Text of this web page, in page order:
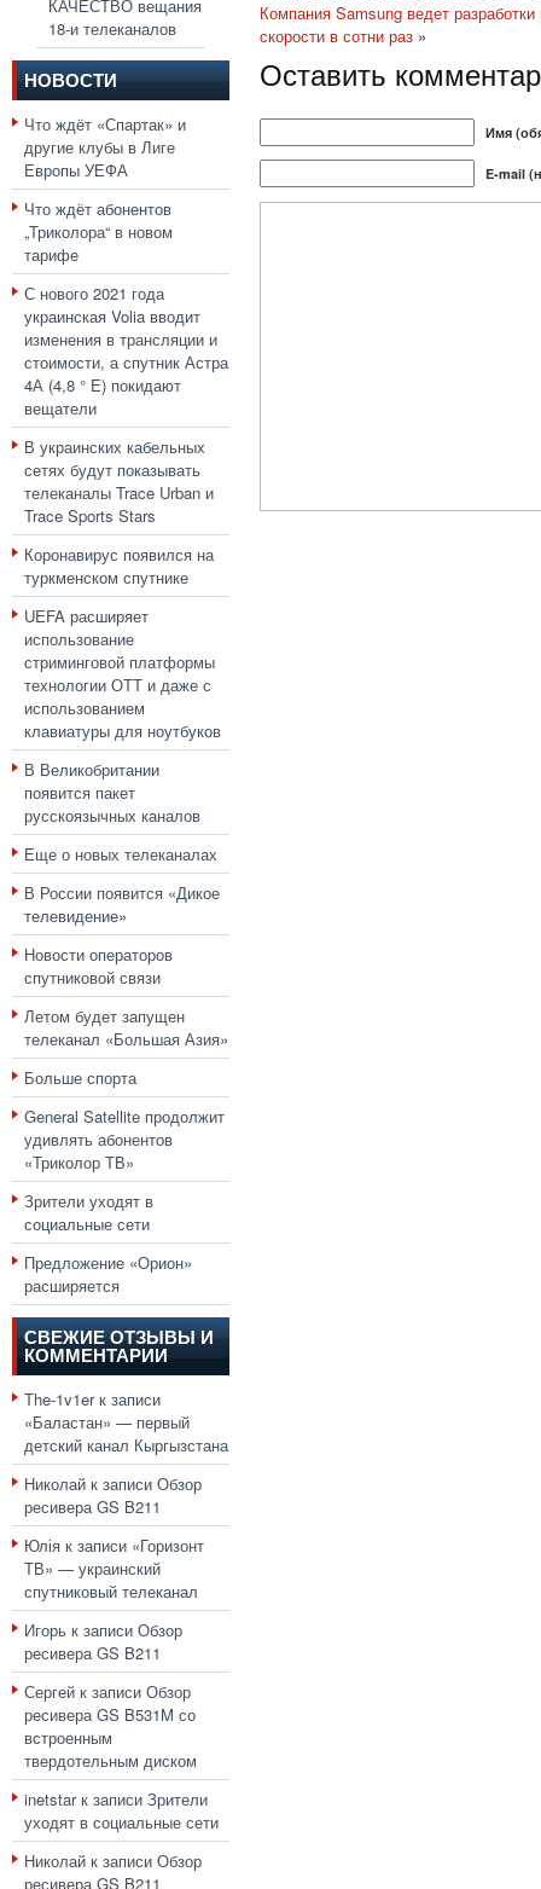
КАЧЕСТВО вещания
18-и телеканалов
НОВОСТИ
Что ждёт «Спартак» и
другие клубы в Лиге
Европы УЕФА
Что ждёт абонентов
„Триколора“ в новом
тарифе
С нового 2021 года
украинская Volia вводит
изменения в трансляции и
стоимости, а спутник Астра
4А (4,8 ° E) покидают
вещатели
В украинских кабельных
сетях будут показывать
телеканалы Trace Urban и
Trace Sports Stars
Коронавирус появился на
туркменском спутнике
UEFA расширяет
использование
стриминговой платформы
технологии ОТТ и даже с
использованием
клавиатуры для ноутбуков
В Великобритании
появится пакет
русскоязычных каналов
Еще о новых телеканалах
В России появится «Дикое
телевидение»
Новости операторов
спутниковой связи
Летом будет запущен
телеканал «Большая Азия»
Больше спорта
General Satellite продолжит
удивлять абонентов
«Триколор ТВ»
Зрители уходят в
социальные сети
Предложение «Орион»
расширяется
СВЕЖИЕ ОТЗЫВЫ И
КОММЕНТАРИИ
The-1v1erк записи
«Баластан» — первый
детский канал Кыргызстана
Николай к записи Обзор
ресивера GS B211
Юлія к записи «Горизонт
ТВ» — украинский
спутниковый телеканал
Игорь к записи Обзор
ресивера GS B211
Сергей к записи Обзор
ресивера GS B531M со
встроенным
твердотельным диском
inetstarк записи Зрители
уходят в социальные сети
Николай к записи Обзор
ресивера GS B211
Компания Samsung ведет
скорости в сотни раз »
Оставить
Имя
E-mail